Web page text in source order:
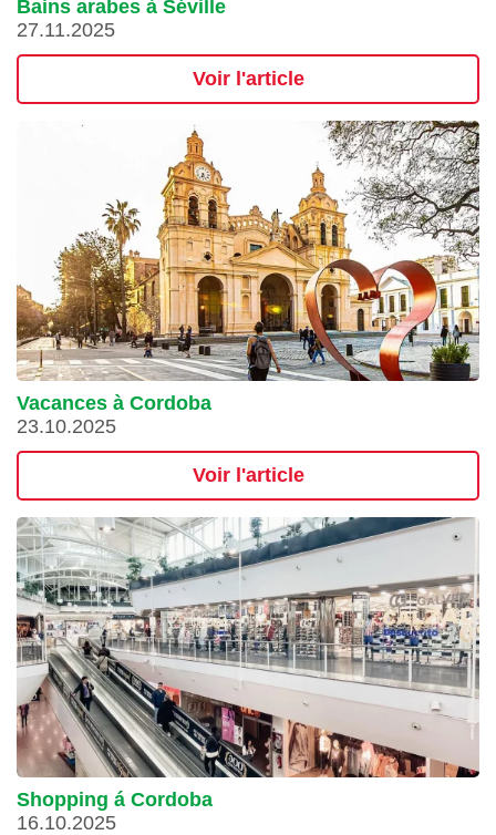
Bains arabes à Séville
27.11.2025
Voir l'article
Vacances à Cordoba
23.10.2025
Voir l'article
Shopping á Cordoba
16.10.2025